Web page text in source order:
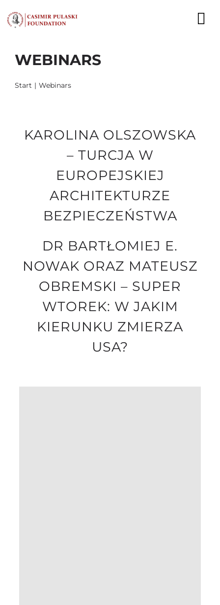
to
content
WHAT WE DO
WHO WE ARE
CONTACT
Search
for:
WEBINARS
Start Webinars
KAROLINA OLSZOWSKA
– TURCJA W
EUROPEJSKIEJ
ARCHITEKTURZE
BEZPIECZEŃSTWA
DR BARTŁOMIEJ E.
NOWAK ORAZ MATEUSZ
OBREMSKI – SUPER
WTOREK: W JAKIM
KIERUNKU ZMIERZA
USA?